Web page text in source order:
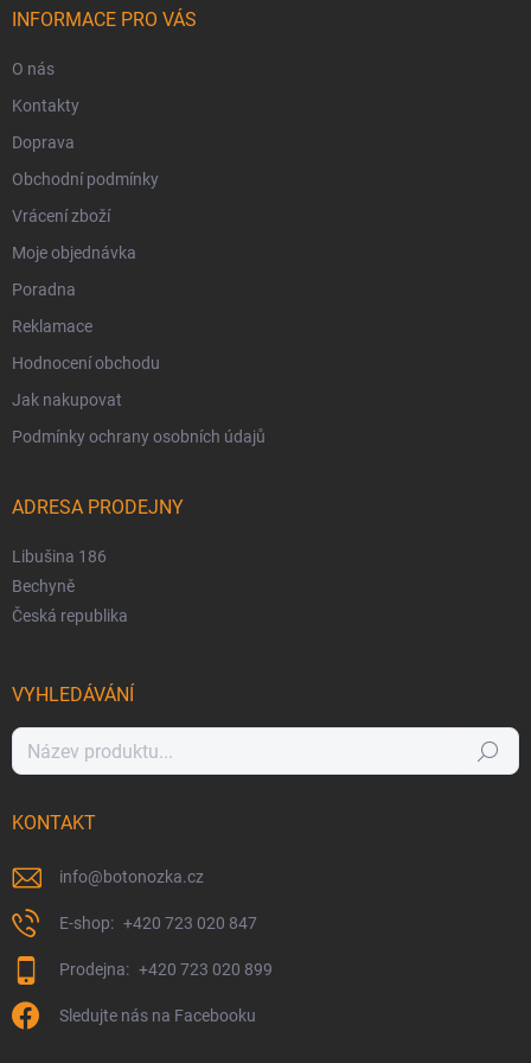
INFORMACE PRO VÁS
O nás
Kontakty
Doprava
Obchodní podmínky
Vrácení zboží
Moje objednávka
Poradna
Reklamace
Hodnocení obchodu
Jak nakupovat
Podmínky ochrany osobních údajů
ADRESA PRODEJNY
Libušina 186
Bechyně
Česká republika
VYHLEDÁVÁNÍ
Hledat
KONTAKT
info@botonozka.cz
+420 723 020 847
+420 723 020 899
Sledujte nás na Facebooku